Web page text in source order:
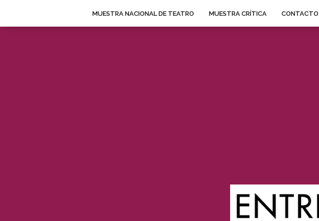
MUESTRA NACIONAL DE TEATRO MUESTRA CRÍTICA CONTACTO